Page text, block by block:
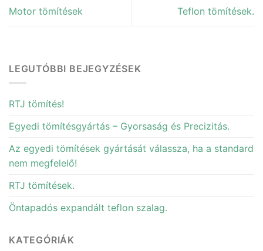
Motor tömítések Teflon tömítések.
LEGUTÓBBI BEJEGYZÉSEK
RTJ tömítés!
Egyedi tömítésgyártás – Gyorsaság és Precizitás.
Az egyedi tömítések gyártását válassza, ha a standard
nem megfelelő!
RTJ tömítések.
Öntapadós expandált teflon szalag.
KATEGÓRIÁK